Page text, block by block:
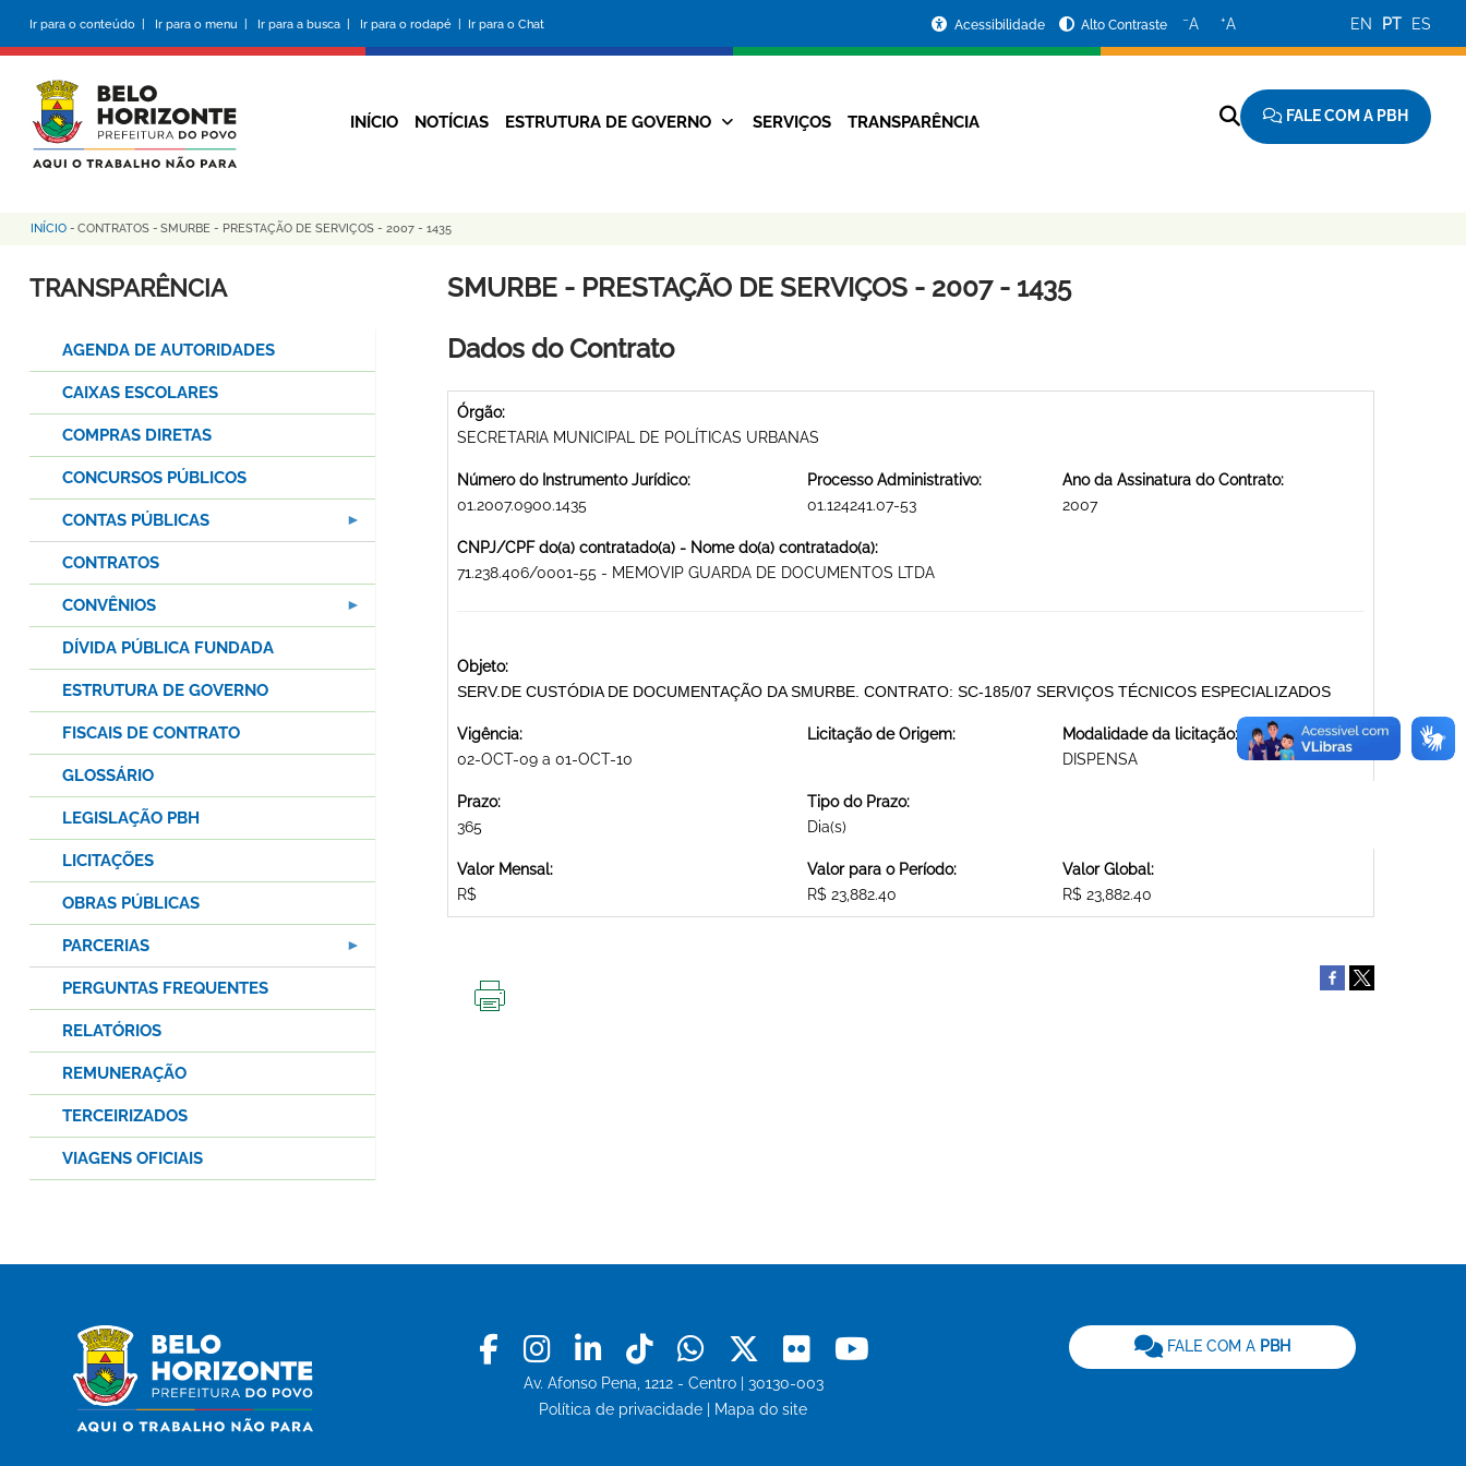
conteúdo
principal
Ir para o conteúdo | Ir para o menu | Ir para a busca | Ir para o rodapé | Ir para o Chat
da
Prefeitura
Acessibilidade Alto Contraste −A +A EN PT ES
Navegação
INÍCIO NOTÍCIAS ESTRUTURA DE GOVERNO SERVIÇOS TRANSPARÊNCIA FALE COM A PBH
Trilha
de
INÍCIO - CONTRATOS - SMURBE - PRESTAÇÃO DE SERVIÇOS - 2007 - 1435
SMURBE - PRESTAÇÃO DE SERVIÇOS - 2007 - 1435
Dados do Contrato
Órgão:
SECRETARIA MUNICIPAL DE POLÍTICAS URBANAS
Número do Instrumento Jurídico:
01.2007.0900.1435
Processo Administrativo:
01.124241.07-53
Ano da Assinatura do Contrato:
2007
CNPJ/CPF do(a) contratado(a) - Nome do(a) contratado(a):
71.238.406/0001-55 - MEMOVIP GUARDA DE DOCUMENTOS LTDA
Objeto:
SERV.DE CUSTÓDIA DE DOCUMENTAÇÃO DA SMURBE. CONTRATO: SC-185/07 SERVIÇOS TÉCNICOS ESPECIALIZADOS
Vigência:
02-OCT-09 a 01-OCT-10
Licitação de Origem:
Modalidade da licitação:
DISPENSA
Prazo:
365
Tipo do Prazo:
Dia(s)
Valor Mensal:
R$
Valor para o Período:
R$ 23,882.40
Valor Global:
R$ 23,882.40
TRANSPARÊNCIA
AGENDA DE AUTORIDADES
CAIXAS ESCOLARES
COMPRAS DIRETAS
CONCURSOS PÚBLICOS
CONTAS PÚBLICAS
CONTRATOS
CONVÊNIOS
DÍVIDA PÚBLICA FUNDADA
ESTRUTURA DE GOVERNO
FISCAIS DE CONTRATO
GLOSSÁRIO
LEGISLAÇÃO PBH
LICITAÇÕES
OBRAS PÚBLICAS
PARCERIAS
PERGUNTAS FREQUENTES
RELATÓRIOS
REMUNERAÇÃO
TERCEIRIZADOS
VIAGENS OFICIAIS
Facebook
Instagram
LinkedinTiktokWhatsapp
X Flickr
Av. Afonso Pena, 1212 - Centro | 30130-003
Política de privacidade
Mapa do site
FALE COM A PBH